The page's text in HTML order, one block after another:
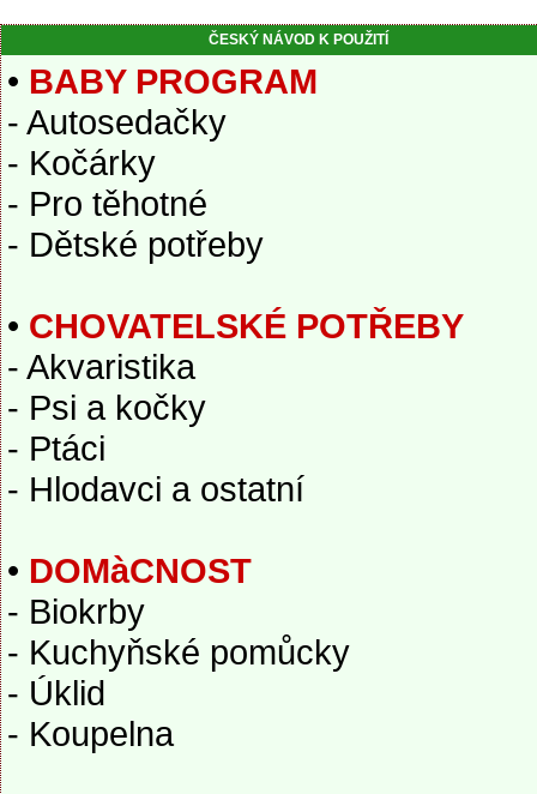
ČESKÝ NÁVOD K POUŽITÍ
• BABY PROGRAM
- Autosedačky
- Kočárky
- Pro těhotné
- Dětské potřeby
• CHOVATELSKÉ POTŘEBY
- Akvaristika
- Psi a kočky
- Ptáci
- Hlodavci a ostatní
• DOMàCNOST
- Biokrby
- Kuchyňské pomůcky
- Úklid
- Koupelna